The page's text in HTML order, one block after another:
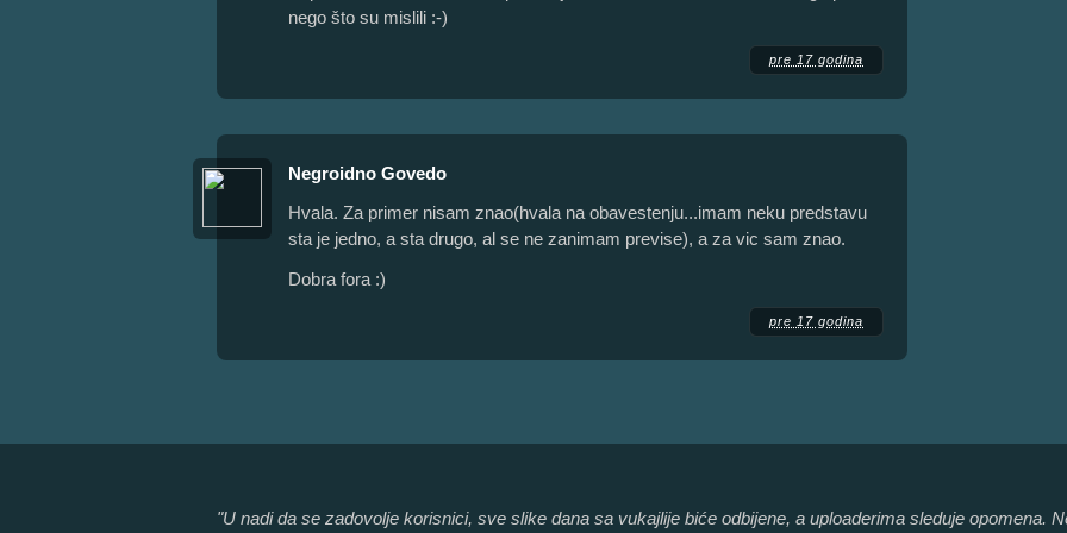
nego što su mislili :-)
pre 17 godina
Negroidno Govedo
Hvala. Za primer nisam znao(hvala na obavestenju...imam neku predstavu
sta je jedno, a sta drugo, al se ne zanimam previse), a za vic sam znao.
Dobra fora :)
pre 17 godina
"U nadi da se zadovolje korisnici, sve slike dana sa vukajlije biće odbijene, a uploaderima sleduje opomena.